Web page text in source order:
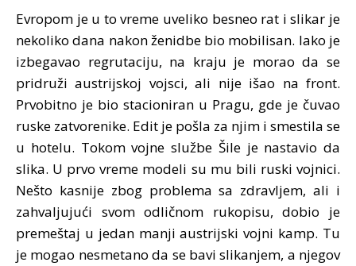
Evropom je u to vreme uveliko besneo rat i slikar je
nekoliko dana nakon ženidbe bio mobilisan. Iako je
izbegavao regrutaciju, na kraju je morao da se
pridruži austrijskoj vojsci, ali nije išao na front.
Prvobitno je bio stacioniran u Pragu, gde je čuvao
ruske zatvorenike. Edit je pošla za njim i smestila se
u hotelu. Tokom vojne službe Šile je nastavio da
slika. U prvo vreme modeli su mu bili ruski vojnici.
Nešto kasnije zbog problema sa zdravljem, ali i
zahvaljujući svom odličnom rukopisu, dobio je
premeštaj u jedan manji austrijski vojni kamp. Tu
je mogao nesmetano da se bavi slikanjem, a njegov